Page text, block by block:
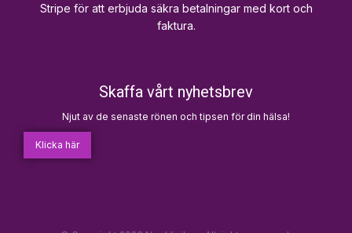
Stripe för att erbjuda säkra betalningar med kort och
faktura.
Skaffa vårt nyhetsbrev
Njut av de senaste rönen och tipsen för din hälsa!
Klicka här